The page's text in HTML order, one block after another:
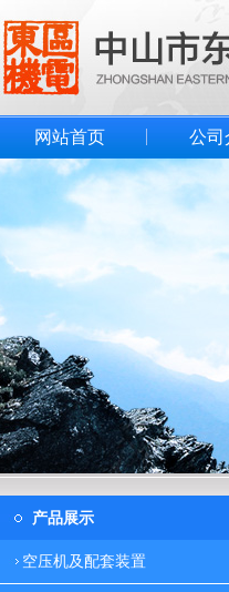
网站首页 公司
产品展示
空压机及配套装置